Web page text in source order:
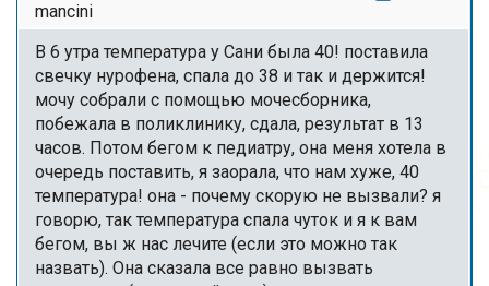
mancini
В 6 утра температура у Сани была 40! поставила
свечку нурофена, спала до 38 и так и держится!
мочу собрали с помощью мочесборника,
побежала в поликлинику, сдала, результат в 13
часов. Потом бегом к педиатру, она меня хотела в
очередь поставить, я заорала, что нам хуже, 40
температура! она - почему скорую не вызвали? я
говорю, так температура спала чуток и я к вам
бегом, вы ж нас лечите (если это можно так
назвать). Она сказала все равно вызвать